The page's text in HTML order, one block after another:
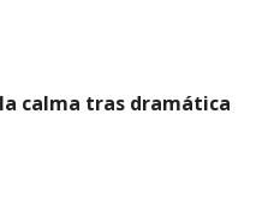
calma tras dramática